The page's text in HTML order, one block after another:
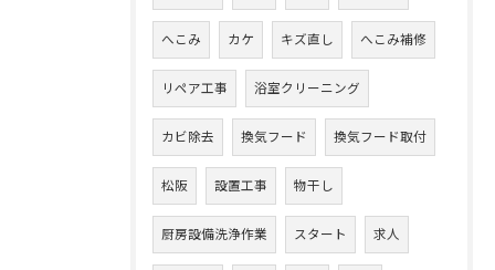
へこみ カケ キズ直し へこみ補修
リペア工事 浴室クリーニング
カビ除去 換気フード 換気フード取付
松阪 設置工事 物干し
厨房設備洗浄作業 スタート 求人